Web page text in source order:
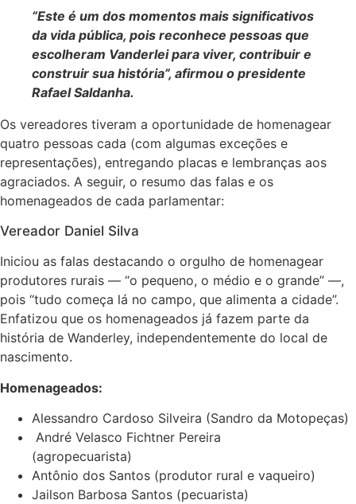
“Este é um dos momentos mais significativos
da vida pública, pois reconhece pessoas que
escolheram Vanderlei para viver, contribuir e
construir sua história”, afirmou o presidente
Rafael Saldanha.
Os vereadores tiveram a oportunidade de homenagear
quatro pessoas cada (com algumas exceções e
representações), entregando placas e lembranças aos
agraciados. A seguir, o resumo das falas e os
homenageados de cada parlamentar:
Vereador Daniel Silva
Iniciou as falas destacando o orgulho de homenagear
produtores rurais — “o pequeno, o médio e o grande” —,
pois “tudo começa lá no campo, que alimenta a cidade”.
Enfatizou que os homenageados já fazem parte da
história de Wanderley, independentemente do local de
nascimento.
Homenageados:
Alessandro Cardoso Silveira (Sandro da Motopeças)
André Velasco Fichtner Pereira
(agropecuarista)
Antônio dos Santos (produtor rural e vaqueiro)
Jailson Barbosa Santos (pecuarista)